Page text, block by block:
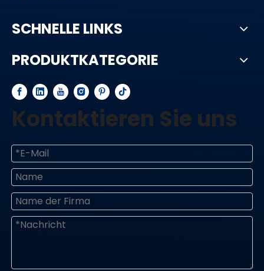
SCHNELLE LINKS
PRODUKTKATEGORIE
Kontaktieren Sie uns